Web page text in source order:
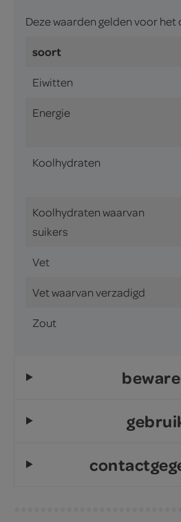
Deze waarden gelden voor
soort
Eiwitten
Energie
Koolhydraten
Koolhydraten waarvan
suikers
Vet
Vet waarvan verzadigd
Zout